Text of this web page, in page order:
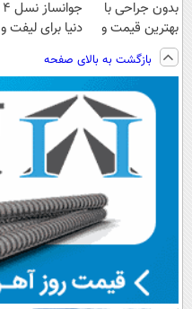
بدون جراحی با
بهترین قیمت و
اقساط عالی 🟢
جوانساز نسل 4
دنیا برای لیفت و
مشاوره رایگانه
بازگشت به بالای صفحه